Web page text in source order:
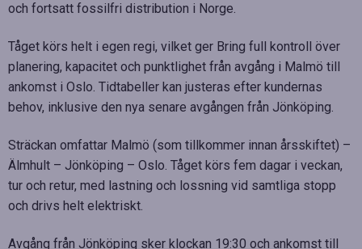
och fortsatt fossilfri distribution i Norge.
Tåget körs helt i egen regi, vilket ger Bring full kontroll över
planering, kapacitet och punktlighet från avgång i Malmö till
ankomst i Oslo. Tidtabeller kan justeras efter kundernas
behov, inklusive den nya senare avgången från Jönköping.
Sträckan omfattar Malmö (som tillkommer innan årsskiftet) –
Älmhult – Jönköping – Oslo. Tåget körs fem dagar i veckan,
tur och retur, med lastning och lossning vid samtliga stopp
och drivs helt elektriskt.
Avgång från Jönköping sker klockan 19:30 och ankomst till